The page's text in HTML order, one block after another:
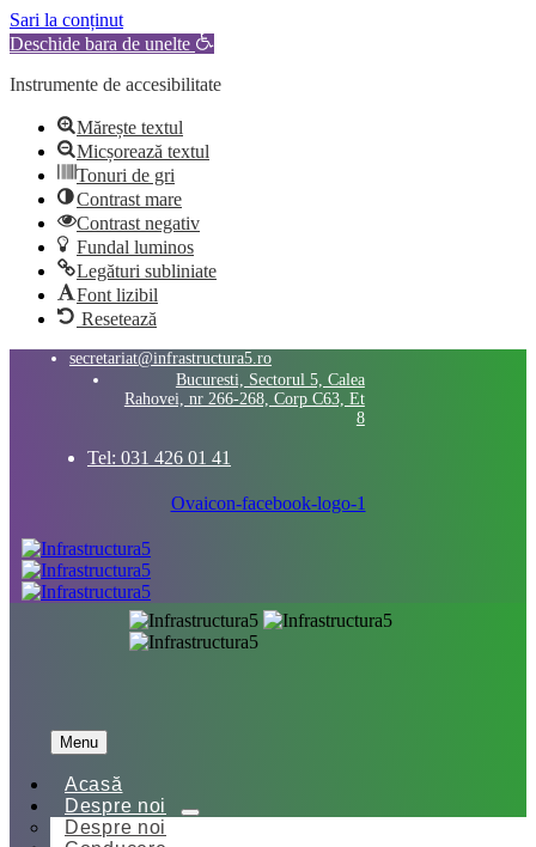
Sari la conținut
Deschide bara de unelte
Instrumente de accesibilitate
Mărește textul
Micșorează textul
Tonuri de gri
Contrast mare
Contrast negativ
Fundal luminos
Legături subliniate
Font lizibil
Resetează
secretariat@infrastructura5.ro
Bucuresti, Sectorul 5, Calea
Rahovei, nr 266-268, Corp C63, Et
8
Tel: 031 426 01 41
Ovaicon-facebook-logo-1
Menu
Acasă
Despre noi
Despre noi